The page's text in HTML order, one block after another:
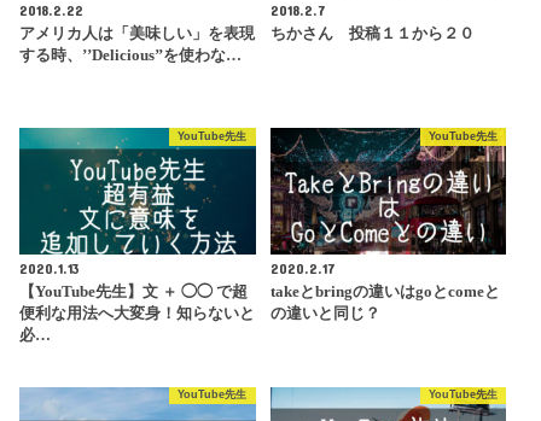
2018.2.22
アメリカ人は「美味しい」を表現
する時、’’Delicious’’を使わな…
2018.2.7
ちかさん 投稿１１から２０
YouTube先生
2020.1.13
【YouTube先生】文 ＋ ◯◯ で超
便利な用法へ大変身！知らないと
必…
YouTube先生
2020.2.17
takeとbringの違いはgoとcomeと
の違いと同じ？
YouTube先生 YouTube先生